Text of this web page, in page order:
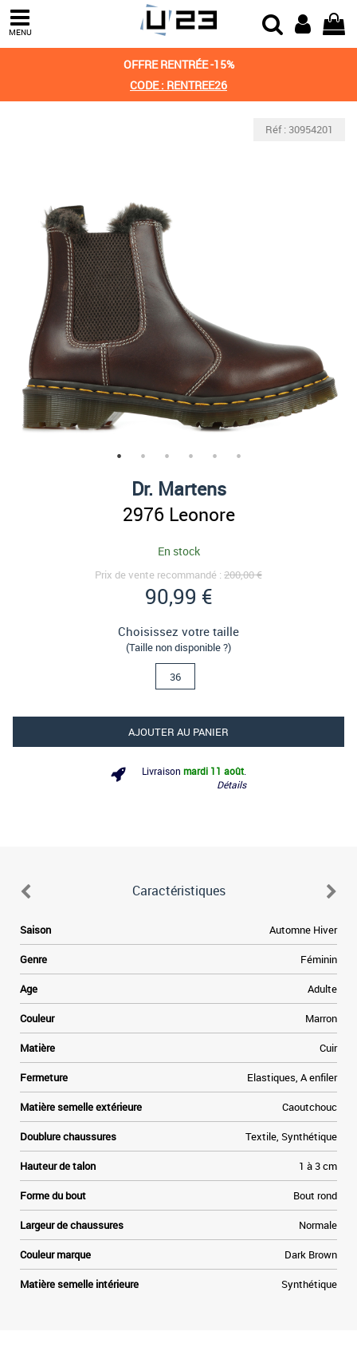
MENU
OFFRE RENTRÉE -15%
CODE : RENTREE26
Réf : 30954201
Dr. Martens
2976 Leonore
En stock
Prix de vente recommandé : 200,00 €
90,99 €
Choisissez votre taille
(Taille non disponible ?)
36
AJOUTER AU PANIER
Livraison mardi 11 août
Détails
Caractéristiques
Saison Automne Hiver
Genre Féminin
Age Adulte
Couleur Marron
Matière Cuir
Fermeture Elastiques, A enfiler
Matière semelle extérieure Caoutchouc
Doublure chaussures Textile, Synthétique
Hauteur de talon 1 à 3 cm
Forme du bout Bout rond
Largeur de chaussures Normale
Couleur marque Dark Brown
Matière semelle intérieure Synthétique